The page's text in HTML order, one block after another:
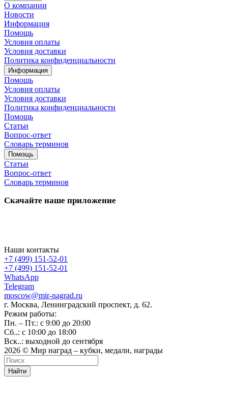
О компании
Новости
Информация
Помощь
Условия оплаты
Условия доставки
Политика конфиденциальности
Информация
Помощь
Условия оплаты
Условия доставки
Политика конфиденциальности
Помощь
Статьи
Вопрос-ответ
Словарь терминов
Помощь
Статьи
Вопрос-ответ
Словарь терминов
Скачайте наше приложение
Наши контакты
+7 (499) 151-52-01
+7 (499) 151-52-01
WhatsApp
Telegram
moscow@mir-nagrad.ru
г. Москва, Ленинградский проспект, д. 62.
Режим работы:
Пн. – Пт.: с 9:00 до 20:00
Сб..: с 10:00 до 18:00
Вск..: выходной до сентября
2026 © Мир наград – кубки, медали, награды
Найти